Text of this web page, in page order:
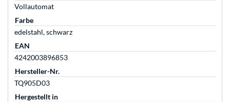
Vollautomat
Farbe
edelstahl, schwarz
EAN
4242003896853
Hersteller-Nr.
TQ905D03
Hergestellt in